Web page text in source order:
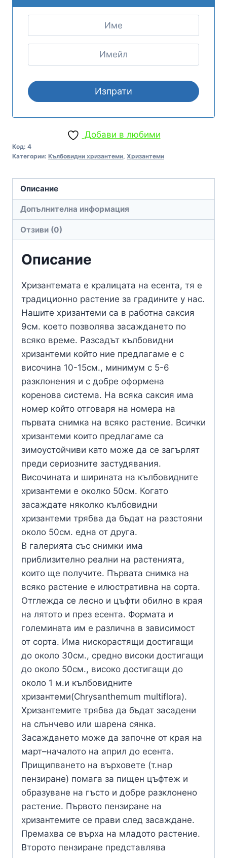
Добави в любими
Код: 4
Категории: Кълбовидни хризантеми, Хризантеми
Описание
Допълнителна информация
Отзиви (0)
Описание
Хризантемата е кралицата на есента, тя е
традиционно растение за градините у нас.
Нашите хризантеми са в работна саксия
9см. което позволява засаждането по
всяко време. Разсадът кълбовидни
хризантеми който ние предлагаме е с
височина 10-15см., минимум с 5-6
разклонения и с добре оформена
коренова система. На всяка саксия има
номер който отговаря на номера на
първата снимка на всяко растение. Всички
хризантеми които предлагаме са
зимоустойчиви като може да се загърлят
преди сериозните застудявания.
Височината и ширината на кълбовидните
хризантеми е околко 50см. Когато
засаждате няколко кълбовидни
хризантеми трябва да бъдат на разстояни
около 50см. една от друга.
В галерията със снимки има
приблизително реални на растенията,
които ще получите. Първата снимка на
всяко растение е илюстративна на сорта.
Отглежда се лесно и цъфти обилно в края
на лятото и през есента. Формата и
големината им е различна в зависимост
от сорта. Има нискорастящи достигащи
до около 30см., средно високи достигащи
до около 50см., високо достигащи до
около 1 м.и кълбовидните
хризантеми(Chrysanthemum multiflora).
Хризантемите трябва да бъдат засадени
на слънчево или шарена сянка.
Засаждането може да започне от края на
март–началото на април до есента.
Прищипването на върховете (т.нар
пензиране) помага за пищен цъфтеж и
образуване на гъсто и добре разклонено
растение. Първото пензиране на
хризантемите се прави след засаждане.
Премахва се върха на младото растение.
Второто пензиране представлява